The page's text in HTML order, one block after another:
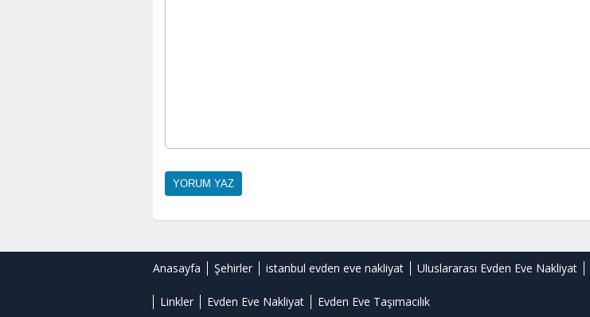
Anasayfa Şehirler istanbul evden eve nakliyat Uluslararası Evden Eve Nakliyat
Linkler Evden Eve Nakliyat Evden Eve Taşımacılık